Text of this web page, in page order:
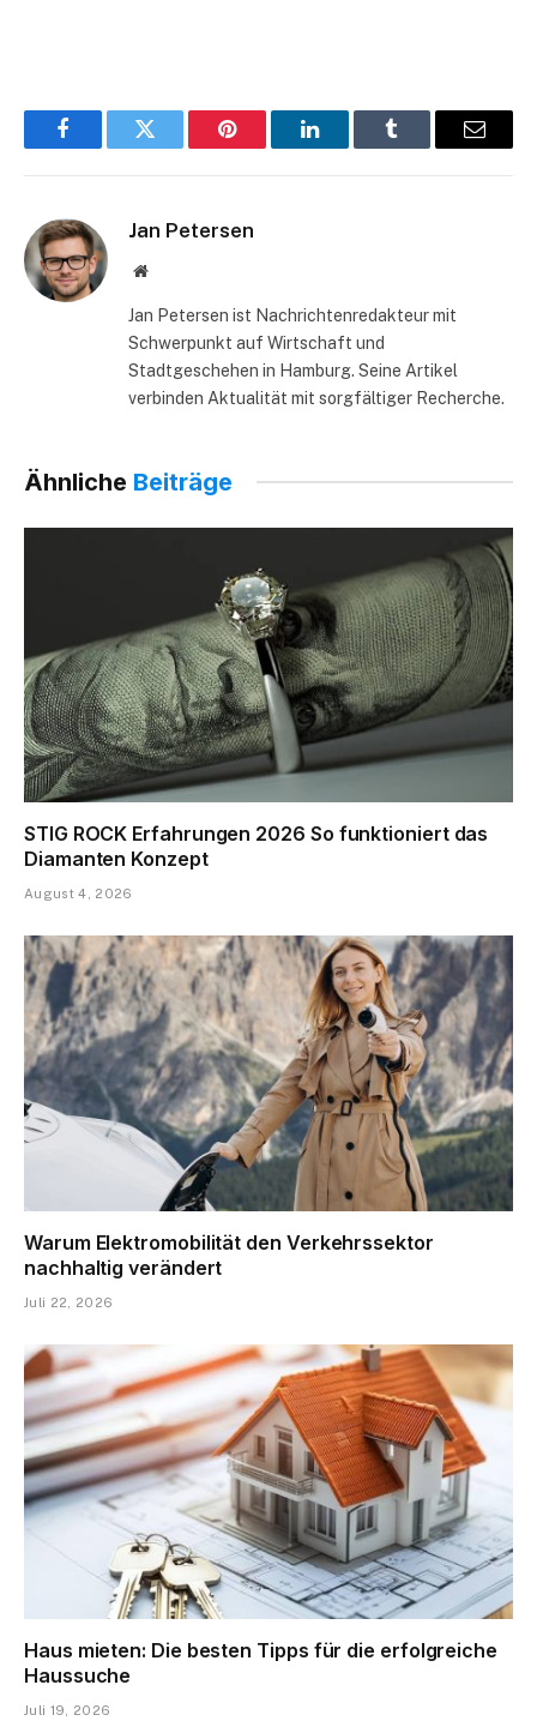
FacebookTwitter Pinterest LinkedInTumblr Email
Jan Petersen
Website
Jan Petersen ist Nachrichtenredakteur mit
Schwerpunkt auf Wirtschaft und
Stadtgeschehen in Hamburg. Seine Artikel
verbinden Aktualität mit sorgfältiger Recherche.
Ähnliche Beiträge
STIG ROCK Erfahrungen 2026 So funktioniert das
Diamanten Konzept
August 4, 2026
Warum Elektromobilität den Verkehrssektor
nachhaltig verändert
Juli 22, 2026
Haus mieten: Die besten Tipps für die erfolgreiche
Haussuche
Juli 19, 2026